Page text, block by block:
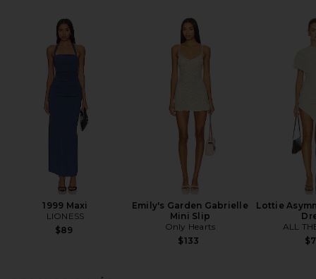
1999 Maxi
LIONESS
$89
Emily's Garden Gabrielle
Mini Slip
Only Hearts
$133
Lottie
ALL